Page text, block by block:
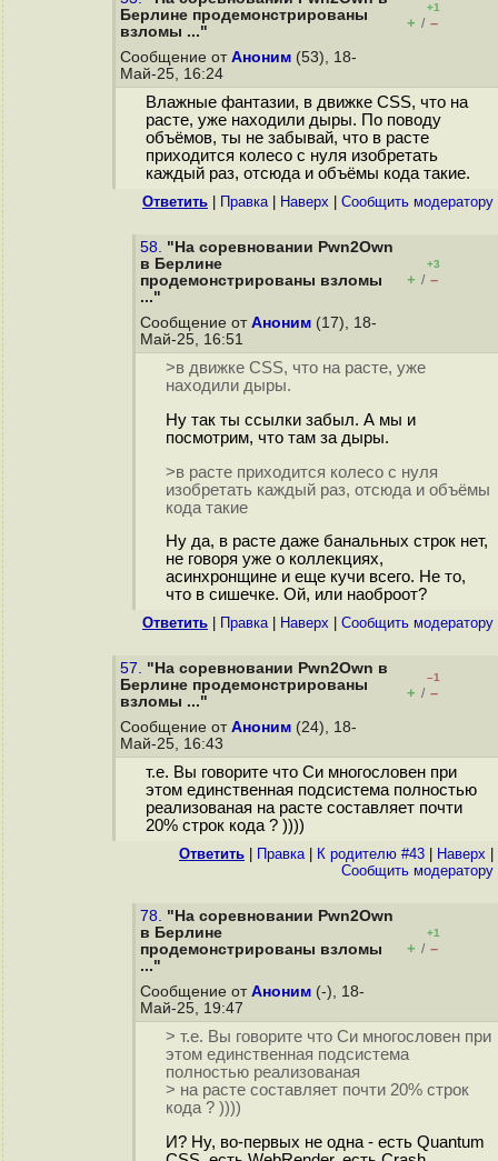
Берлине продемонстрированы
взломы ..."
+1
+ / –
Сообщение от Аноним (53), 18-
Май-25, 16:24
Влажные фантазии, в движке CSS, что на
расте, уже находили дыры. По поводу
объёмов, ты не забывай, что в расте
приходится колесо с нуля изобретать
каждый раз, отсюда и объёмы кода такие.
Ответить Правка| Наверх Cообщить модератору
58. "На соревновании Pwn2Own
в Берлине
продемонстрированы взломы
..."
+3
+ / –
Сообщение от Аноним (17), 18-
Май-25, 16:51
>в движке CSS, что на расте, уже
находили дыры.
Ну так ты ссылки забыл. А мы и
посмотрим, что там за дыры.
>в расте приходится колесо с нуля
изобретать каждый раз, отсюда и объёмы
кода такие
Ну да, в расте даже банальных строк нет,
не говоря уже о коллекциях,
асинхронщине и еще кучи всего. Не то,
что в сишечке. Ой, или наоброот?
Ответить Правка| Наверх Cообщить модератору
57. "На соревновании Pwn2Own в
Берлине продемонстрированы
взломы ..."
–1
+ / –
Сообщение от Аноним (24), 18-
Май-25, 16:43
т.е. Вы говорите что Си многословен при
этом единственная подсистема полностью
реализованая на расте составляет почти
20% строк кода ? ))))
Ответить Правка| К родителю #43 Наверх
Cообщить модератору
78. "На соревновании Pwn2Own
в Берлине
продемонстрированы взломы
..."
+1
+ / –
Сообщение от Аноним (-), 18-
Май-25, 19:47
> т.е. Вы говорите что Си многословен при
этом единственная подсистема
полностью реализованая
> на расте составляет почти 20% строк
кода ? ))))
И? Ну, во-первых не одна - есть Quantum